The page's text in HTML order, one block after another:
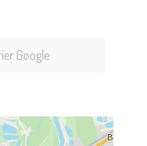
Google